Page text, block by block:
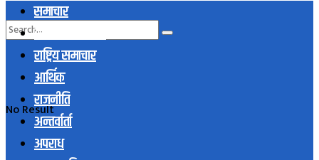
No Result
समाचार
स्थानिय समाचार
राष्ट्रिय समाचार
आर्थिक
राजनीति
अन्तर्वार्ता
अपराध